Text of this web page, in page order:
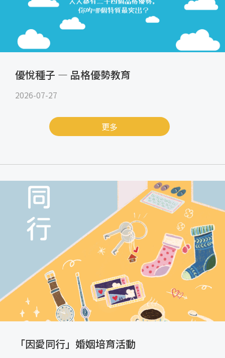
優悅種子 — 品格優勢教育
2026-07-27
更多
「因愛同行」婚姻培育活動